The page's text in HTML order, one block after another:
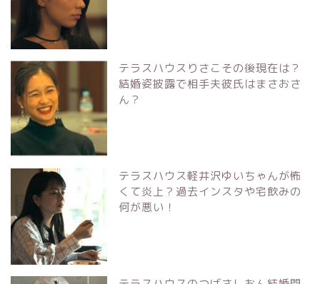
テラスハウスりさこその後現在は？
結婚姿披露で相手夫彼氏はまさおさ
ん？
テラスハウス軽井沢ゆいちゃんが怖
くて炎上？過去インスタや宅飲みの
何が悪い！